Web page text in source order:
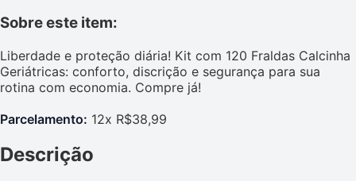
Sobre este item:
Liberdade e proteção diária! Kit com 120 Fraldas Calcinha
Geriátricas: conforto, discrição e segurança para sua
rotina com economia. Compre já!
Parcelamento: 12x R$38,99
Descrição